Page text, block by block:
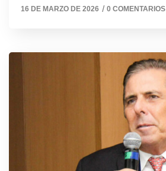
16 DE MARZO DE 2026 / 0 COMENTARIOS